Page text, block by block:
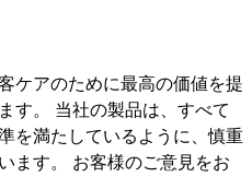
ケアのために最高の価値を提
す。 当社の製品は、すべて
を満たしているように、慎重
ます。 お客様のご意見をお